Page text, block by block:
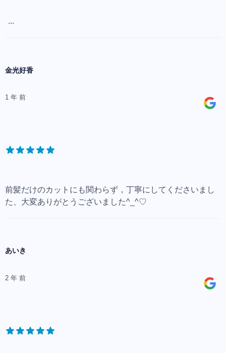
...
金光好香
1 年 前
前髪だけのカットにも関わらず，丁寧にしてくださいまし
た、大変ありがとうございました^_^♡
あいき
2 年 前